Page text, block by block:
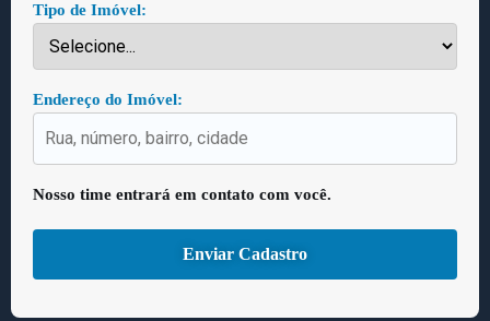
Tipo de Imóvel:
Endereço do Imóvel:
Nosso time entrará em contato com você.